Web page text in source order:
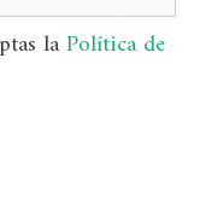
laPolítica de